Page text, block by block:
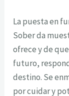
La puesta en
Sober da
ofrece y de
futuro,
destino. Se
por cuidar y